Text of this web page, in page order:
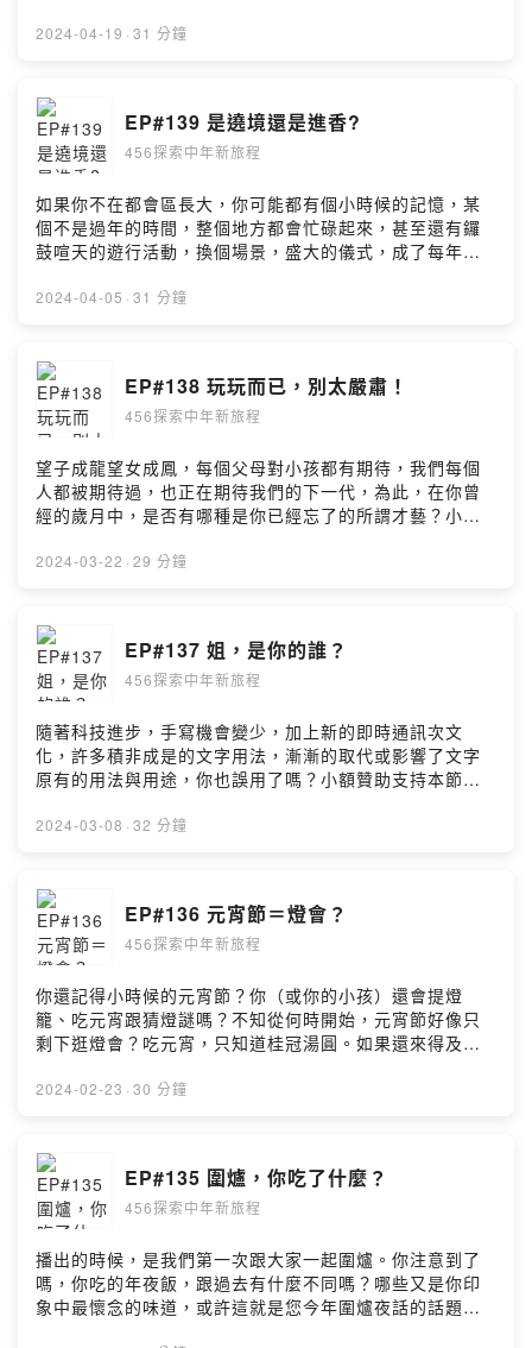
a24n留言告訴我你對這一集的想法：
456service@ontheyx.comFB:https://www.facebook.co
m/456awesomePowered by Firstory Hosting
2024-04-19 · 31 分鐘
EP#139 是遶境還是進香?
456探索中年新旅程
如果你不在都會區長大，你可能都有個小時候的記憶，某
個不是過年的時間，整個地方都會忙碌起來，甚至還有鑼
鼓喧天的遊行活動，換個場景，盛大的儀式，成了每年的
小額贊助支持本節目：
https://open.firstory.me/user/ckf2ivi5qbqto0839w8gx
a24n/comments若有任何需要與我們聯繫的請寄 :
456service@ontheyx.comFB:https://www.facebook.co
m/456awesomePowered by Firstory Hosting
2024-04-05 · 31 分鐘
EP#138 玩玩而已，別太嚴肅！
456探索中年新旅程
望子成龍望女成鳳，每個父母對小孩都有期待，我們每個
人都被期待過，也正在期待我們的下一代，為此，在你曾
經的歲月中，是否有哪種是你已經忘了的所謂才藝？小額
https://open.firstory.me/user/ckf2ivi5qbqto0839w8gx
a24n/comments若有任何需要與我們聯繫的請寄 :
456service@ontheyx.comFB:https://www.facebook.co
m/456awesomePowered by Firstory Hosting
2024-03-22 · 29 分鐘
EP#137 姐，是你的誰？
456探索中年新旅程
隨著科技進步，手寫機會變少，加上新的即時通訊次文
化，許多積非成是的文字用法，漸漸的取代或影響了文字
原有的用法與用途，你也誤用了嗎？小額贊助支持本節
https://open.firstory.me/user/ckf2ivi5qbqto0839w8gx
a24n/comments若有任何需要與我們聯繫的請寄 :
456service@ontheyx.comFB:https://www.facebook.co
m/456awesomePowered by Firstory Hosting
2024-03-08 · 32 分鐘
EP#136 元宵節＝燈會？
456探索中年新旅程
你還記得小時候的元宵節？你（或你的小孩）還會提燈
籠、吃元宵跟猜燈謎嗎？不知從何時開始，元宵節好像只
剩下逛燈會？吃元宵，只知道桂冠湯圓。如果還來得及，
https://open.firstory.me/user/ckf2ivi5qbqto0839w8gx
a24n/comments若有任何需要與我們聯繫的請寄 :
456service@ontheyx.comFB:https://www.facebook.co
m/456awesomePowered by Firstory Hosting
2024-02-23 · 30 分鐘
EP#135 圍爐，你吃了什麼？
456探索中年新旅程
播出的時候，是我們第一次跟大家一起圍爐。你注意到了
嗎，你吃的年夜飯，跟過去有什麼不同嗎？哪些又是你印
象中最懷念的味道，或許這就是您今年圍爐夜話的話題！